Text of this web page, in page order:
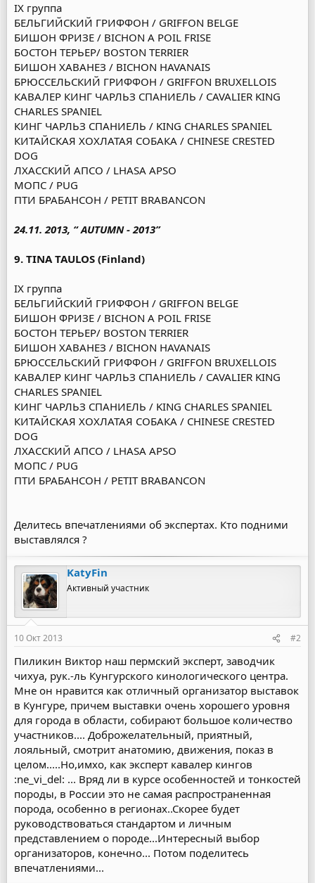
IX группа
БЕЛЬГИЙСКИЙ ГРИФФОН / GRIFFON BELGE
БИШОН ФРИЗЕ / BICHON A POIL FRISE
БОСТОН ТЕРЬЕР/ BOSTON TERRIER
БИШОН ХАВАНЕЗ / BICHON HAVANAIS
БРЮССЕЛЬСКИЙ ГРИФФОН / GRIFFON BRUXELLOIS
КАВАЛЕР КИНГ ЧАРЛЬЗ СПАНИЕЛЬ / CAVALIER KING
CHARLES SPANIEL
КИНГ ЧАРЛЬЗ СПАНИЕЛЬ / KING CHARLES SPANIEL
КИТАЙСКАЯ ХОХЛАТАЯ СОБАКА / CHINESE CRESTED
DOG
ЛХАССКИЙ АПСО / LHASA APSO
МОПС / PUG
ПТИ БРАБАНСОН / PETIT BRABANCON
24.11. 2013, “ AUTUMN - 2013”
9. TINA TAULOS (Finland)
IX группа
БЕЛЬГИЙСКИЙ ГРИФФОН / GRIFFON BELGE
БИШОН ФРИЗЕ / BICHON A POIL FRISE
БОСТОН ТЕРЬЕР/ BOSTON TERRIER
БИШОН ХАВАНЕЗ / BICHON HAVANAIS
БРЮССЕЛЬСКИЙ ГРИФФОН / GRIFFON BRUXELLOIS
КАВАЛЕР КИНГ ЧАРЛЬЗ СПАНИЕЛЬ / CAVALIER KING
CHARLES SPANIEL
КИНГ ЧАРЛЬЗ СПАНИЕЛЬ / KING CHARLES SPANIEL
КИТАЙСКАЯ ХОХЛАТАЯ СОБАКА / CHINESE CRESTED
DOG
ЛХАССКИЙ АПСО / LHASA APSO
МОПС / PUG
ПТИ БРАБАНСОН / PETIT BRABANCON
Делитесь впечатлениями об экспертах. Кто подними
выставлялся ?
KatyFin
Активный участник
10 Окт 2013 #2
Пиликин Виктор наш пермский эксперт, заводчик
чихуа, рук.-ль Кунгурского кинологического центра.
Мне он нравится как отличный организатор выставок
в Кунгуре, причем выставки очень хорошего уровня
для города в области, собирают большое количество
участников.... Доброжелательный, приятный,
лояльный, смотрит анатомию, движения, показ в
целом.....Но,имхо, как эксперт кавалер кингов
:ne_vi_del: ... Вряд ли в курсе особенностей и тонкостей
породы, в России это не самая распространенная
порода, особенно в регионах..Скорее будет
руководствоваться стандартом и личным
представлением о породе...Интересный выбор
организаторов, конечно... Потом поделитесь
впечатлениями...